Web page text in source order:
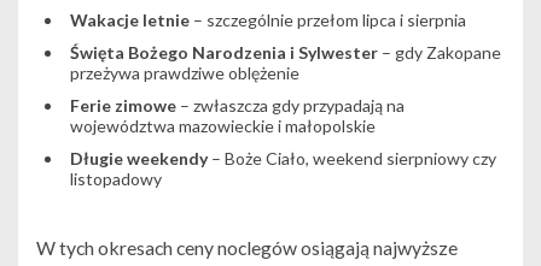
Wakacje letnie– szczególnie przełom lipca i sierpnia
Święta Bożego Narodzenia i Sylwester– gdy Zakopane
przeżywa prawdziwe oblężenie
Ferie zimowe– zwłaszcza gdy przypadają na
województwa mazowieckie i małopolskie
Długie weekendy– Boże Ciało, weekend sierpniowy czy
listopadowy
W tych okresach ceny noclegów osiągają najwyższe